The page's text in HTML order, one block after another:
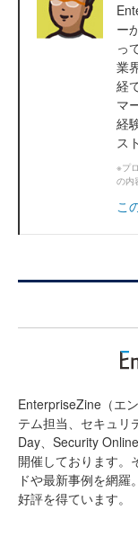
ー
っ
業
経
マ
経
ス
※プ
の内
こ
EnterpriseZine（エ
テム担当、セキュリ
Day、Security
開催しております。
ドや最新事例を網羅
好評を得ています。